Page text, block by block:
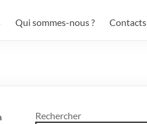
Qui sommes-nous ? Contacts
Rechercher